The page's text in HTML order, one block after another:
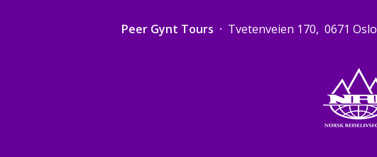
Peer Gynt Tours Tvetenveien 170 0671 Oslo